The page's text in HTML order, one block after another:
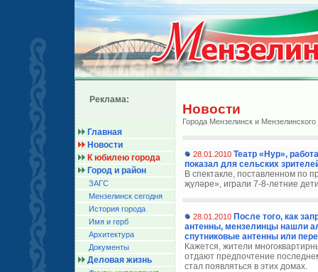
Реклама:
Главная
Новости
К юбилею города
Город и район
ЗАГС
Мензелинск сегодня
История города
Имя и герб
Архитектура
Документы
Деловая жизнь
Новости
Города Мензелинск и Мензелинского
28.01.2010 Театр «Нур»,
показал для сельских
В спектакле, поставленном по
җүләре», играли 7-8-летние
28.01.2010 После того, как
антенны, мензелинцы нашли
спутниковые антенны или
Кажется, жители
отдают предпочтение
стал появляться в этих домах.